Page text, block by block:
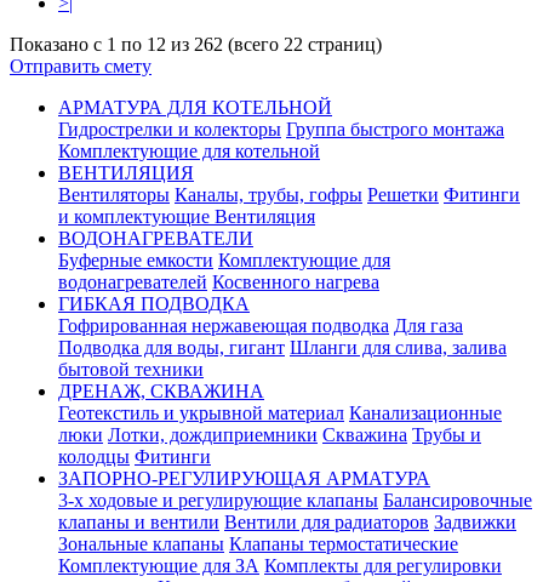
Показано с 1 по 12 из 262 (всего 22 страниц)
Отправить смету
АРМАТУРА ДЛЯ КОТЕЛЬНОЙ
Гидрострелки и колекторы Группа быстрого монтажа
Комплектующие для котельной
ВЕНТИЛЯЦИЯ
Вентиляторы Каналы, трубы, гофры Решетки Фитинги
и комплектующие Вентиляция
ВОДОНАГРЕВАТЕЛИ
Буферные емкости Комплектующие для
водонагревателей Косвенного нагрева
ГИБКАЯ ПОДВОДКА
Гофрированная нержавеющая подводка Для газа
Подводка для воды, гигант Шланги для слива, залива
бытовой техники
ДРЕНАЖ, СКВАЖИНА
Геотекстиль и укрывной материал Канализационные
люки Лотки, дождиприемники Скважина Трубы и
колодцы Фитинги
ЗАПОРНО-РЕГУЛИРУЮЩАЯ АРМАТУРА
3-х ходовые и регулирующие клапаны Балансировочные
клапаны и вентили Вентили для радиаторов Задвижки
Зональные клапаны Клапаны термостатические
Комплектующие для ЗА Комплекты для регулировки